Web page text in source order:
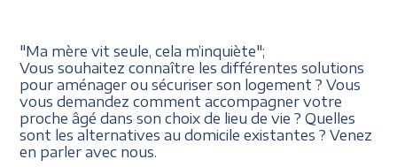
"Ma mère vit seule, cela m’inquiète";
Vous souhaitez connaître les différentes solutions
pour aménager ou sécuriser son logement ? Vous
vous demandez comment accompagner votre
proche âgé dans son choix de lieu de vie ? Quelles
sont les alternatives au domicile existantes ? Venez
en parler avec nous.